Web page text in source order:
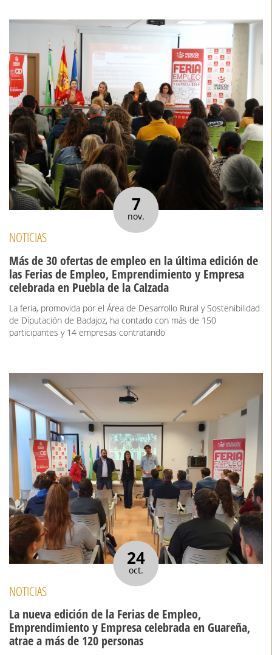
7
nov.
NOTICIAS
Más de 30 ofertas de empleo en la última edición de
las Ferias de Empleo, Emprendimiento y Empresa
celebrada en Puebla de la Calzada
La feria, promovida por el Área de Desarrollo Rural y Sostenibilidad
de Diputación de Badajoz, ha contado con más de 150
participantes y 14 empresas contratando
24
oct.
NOTICIAS
La nueva edición de la Ferias de Empleo,
Emprendimiento y Empresa celebrada en Guareña,
atrae a más de 120 personas